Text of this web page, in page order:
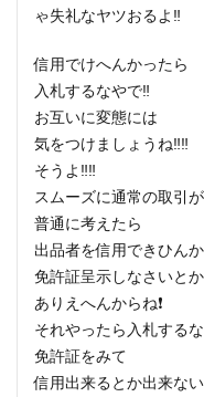
ゃ失礼なヤツおるよ‼️
信用でけへんかったら
入札するなやで‼️
お互いに変態には
気をつけましょうね‼️‼️
そうよ‼️‼️
スムーズに通常の取引
普通に考えたら
出品者を信用できひん
免許証呈示しなさいとか
ありえへんからね❗️
それやったら入札するな
免許証をみて
信用出来るとか出来な